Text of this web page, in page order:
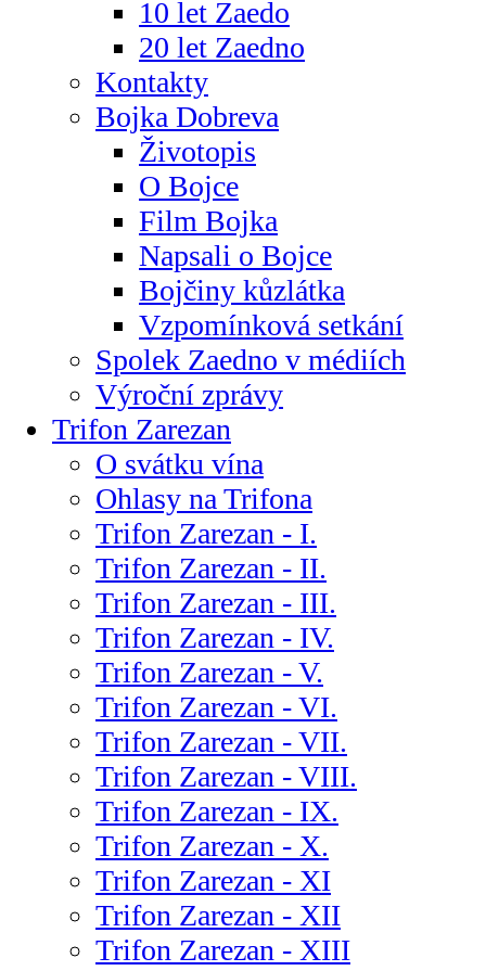
10 let Zaedo
20 let Zaedno
Kontakty
Bojka Dobreva
Životopis
O Bojce
Film Bojka
Napsali o Bojce
Bojčiny kůzlátka
Vzpomínková setkání
Spolek Zaedno v médiích
Výroční zprávy
Trifon Zarezan
O svátku vína
Ohlasy na Trifona
Trifon Zarezan - I.
Trifon Zarezan - II.
Trifon Zarezan - III.
Trifon Zarezan - IV.
Trifon Zarezan - V.
Trifon Zarezan - VI.
Trifon Zarezan - VII.
Trifon Zarezan - VIII.
Trifon Zarezan - IX.
Trifon Zarezan - X.
Trifon Zarezan - XI
Trifon Zarezan - XII
Trifon Zarezan - XIII